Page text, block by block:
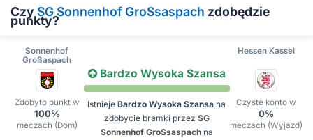
CzySG Sonnenhof GroSsaspach zdobędzie
punkty?
Sonnenhof
Großaspach
Hessen Kassel
Zdobyto punkt w
100%
meczach (Dom)
Bardzo Wysoka Szansa
Istnieje Bardzo Wysoka Szansa na
zdobycie bramki przez SG
Sonnenhof GroSsaspachna
Czyste konto w
0%
meczach (Wyjazd)